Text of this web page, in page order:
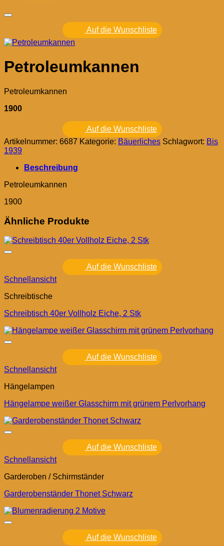
Auf die Wunschliste
Petroleumkannen
Petroleumkannen
1900
Auf die Wunschliste
Artikelnummer: 6687 Kategorie: Bäuerliches Schlagwort: Bis
1939
Beschreibung
Petroleumkannen
1900
Ähnliche Produkte
Auf die Wunschliste
Schnellansicht
Schreibtische
Schreibtisch 40er Vollholz Eiche, 2 Stk
Auf die Wunschliste
Schnellansicht
Hängelampen
Hängelampe weißer Glasschirm mit grünem Perlvorhang
Auf die Wunschliste
Schnellansicht
Garderoben / Schirmständer
Garderobenständer Thonet Schwarz
Auf die Wunschliste